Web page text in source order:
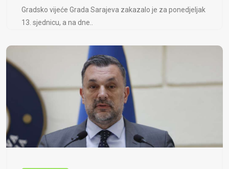
Gradsko vijeće Grada Sarajeva zakazalo je za ponedjeljak
13. sjednicu, a na dne..